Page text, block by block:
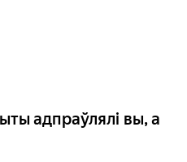
адпраўлялі вы, а